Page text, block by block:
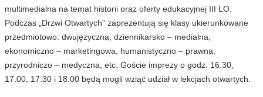
multimedialna na temat historii oraz oferty edukacyjnej III LO.
Podczas „Drzwi Otwartych” zaprezentują się klasy ukierunkowane
przedmiotowo: dwujęzyczna, dziennikarsko – medialna,
ekonomiczno – marketingowa, humanistyczno – prawna,
przyrodniczo – medyczna, etc. Goście imprezy o godz. 16.30,
17.00, 17.30 i 18.00 będą mogli wziąć udział w lekcjach otwartych.